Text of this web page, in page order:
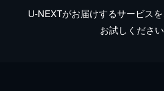
U-NEXTがお届けするサービス
お試しください